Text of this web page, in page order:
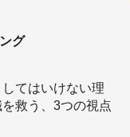
グ
てはいけない理
救う、3つの視点